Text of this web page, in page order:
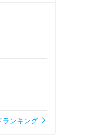
ランキング